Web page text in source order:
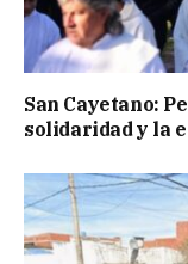
San Cayetano:
solidaridad y la